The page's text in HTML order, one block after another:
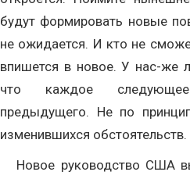
будут формировать новые
не ожидается. И кто не
впишется в новое. У нас-же
что каждое
предыдущего. Не по
изменившихся обстоятельств.
Новое руководство США